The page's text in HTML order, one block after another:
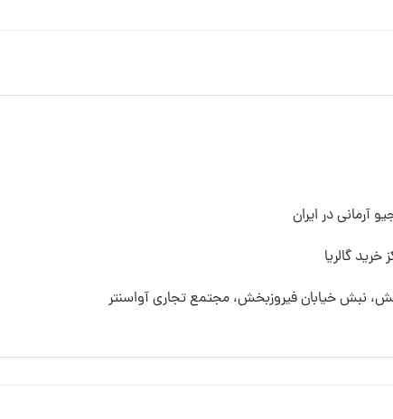
آرمانی در ایران
گالریا
نبش خیابان فیروزبخش، مجتمع تجاری آواسنتر